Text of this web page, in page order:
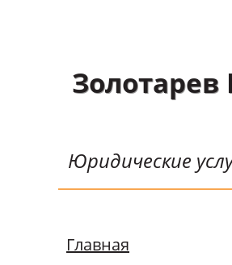
Прайс-лист
Обращения
Судебная практика
Юридические
Главная